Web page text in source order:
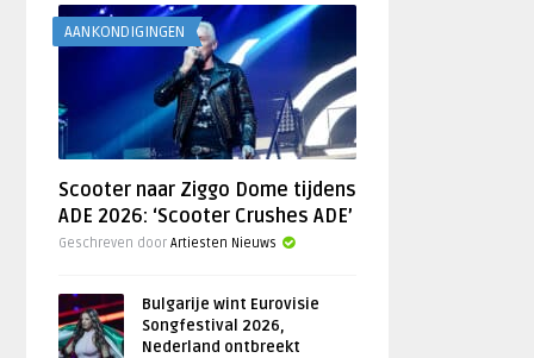
AANKONDIGINGEN
Scooter naar Ziggo Dome tijdens
ADE 2026: ‘Scooter Crushes ADE’
Geschreven doorArtiesten Nieuws
Bulgarije wint Eurovisie
Songfestival 2026,
Nederland ontbreekt